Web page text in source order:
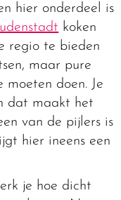
hier onderdeel is
koken
regio te bieden
maar pure
moeten doen. Je
dat maakt het
van de pijlers is
hier ineens een
je hoe dicht